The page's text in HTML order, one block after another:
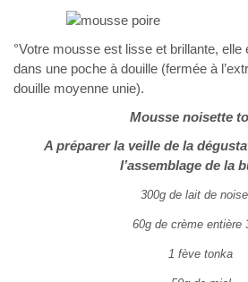
°Votre mousse est lisse et brillante,
dans une poche à douille (fermée à
douille moyenne unie).
Mousse noisette
A préparer la veille de la
l’assemblage de la
300g de lait de
60g de crème entière
1 fève tonka